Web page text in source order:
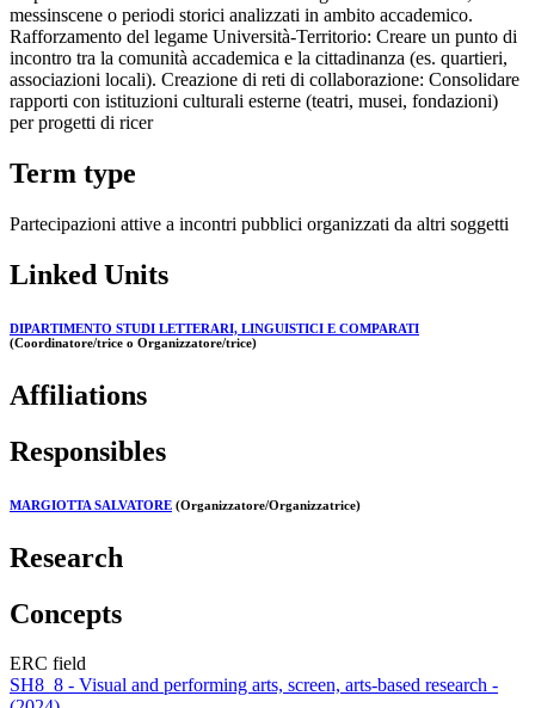
messinscene o periodi storici analizzati in ambito accademico.
Rafforzamento del legame Università-Territorio: Creare un punto di
incontro tra la comunità accademica e la cittadinanza (es. quartieri,
associazioni locali). Creazione di reti di collaborazione: Consolidare
rapporti con istituzioni culturali esterne (teatri, musei, fondazioni)
per progetti di ricer
Term type
Partecipazioni attive a incontri pubblici organizzati da altri soggetti
Linked Units
DIPARTIMENTO STUDI LETTERARI, LINGUISTICI E COMPARATI
(Coordinatore/trice o Organizzatore/trice)
Affiliations
Responsibles
MARGIOTTA SALVATORE (Organizzatore/Organizzatrice)
Research
Concepts
ERC field
SH8_8 - Visual and performing arts, screen, arts-based research -